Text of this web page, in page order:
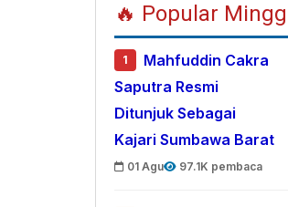
🔥 Popular
1
Mahfuddin Cakra
Saputra Resmi
Ditunjuk Sebagai
Kajari Sumbawa Barat
01 Agu 97.1K pembaca